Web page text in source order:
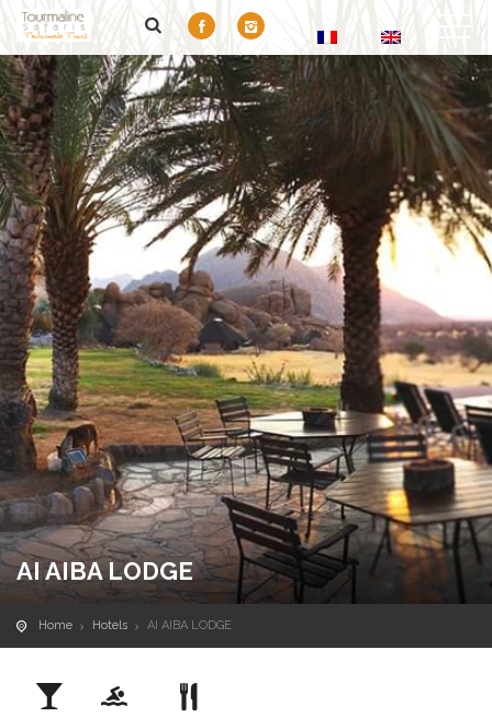
AI AIBA LODGE
Home Hotels AI AIBA LODGE